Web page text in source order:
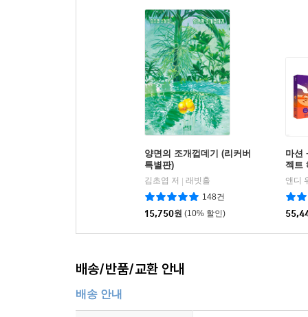
양면의 조개껍데기 (리커버
특별판)
김초엽 저
래빗홀
148건
15,750원 (10% 할인)
마션
젝트
배송/반품/교환 안내
배송 안내